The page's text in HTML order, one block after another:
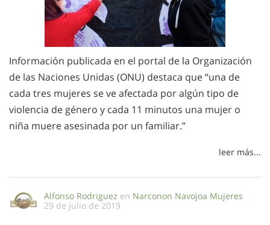
Información publicada en el portal de la Organización
de las Naciones Unidas (ONU) destaca que “una de
cada tres mujeres se ve afectada por algún tipo de
violencia de género y cada 11 minutos una mujer o
niña muere asesinada por un familiar.”
leer más...
Alfonso Rodriguez en Narconon Navojoa Mujeres
29 de julio de 2019